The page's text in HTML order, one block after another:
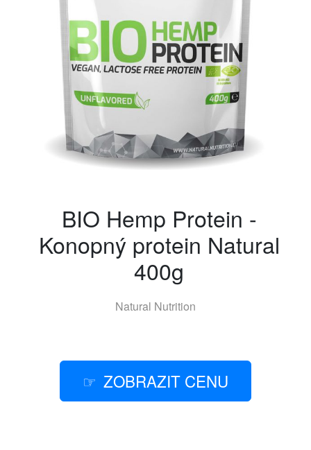
BIO Hemp Protein -
Konopný protein Natural
400g
Natural Nutrition
ZOBRAZIT CENU